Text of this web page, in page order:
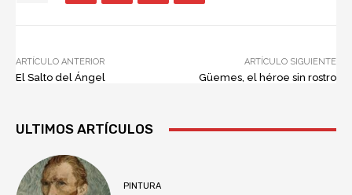
ARTÍCULO ANTERIOR
El Salto del Ángel
ARTÍCULO SIGUIENTE
Güemes, el héroe sin rostro
ULTIMOS ARTÍCULOS
PINTURA